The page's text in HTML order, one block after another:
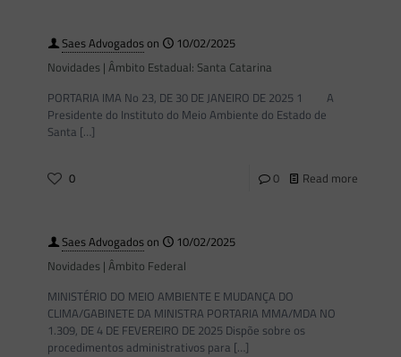
Saes Advogadoson
10/02/2025
Novidades | Âmbito Estadual: Santa Catarina
PORTARIA IMA No 23, DE 30 DE JANEIRO DE 2025 1 A
Presidente do Instituto do Meio Ambiente do Estado de
Santa […]
0 0 Read more
Saes Advogadoson
10/02/2025
Novidades | Âmbito Federal
MINISTÉRIO DO MEIO AMBIENTE E MUDANÇA DO
CLIMA/GABINETE DA MINISTRA PORTARIA MMA/MDA NO
1.309, DE 4 DE FEVEREIRO DE 2025 Dispõe sobre os
procedimentos administrativos para […]